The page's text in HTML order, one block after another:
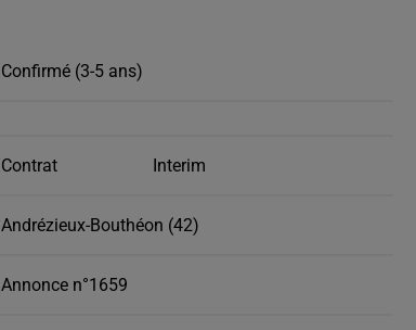
Confirmé (3-5 ans)
Contrat
Interim
Andrézieux-Bouthéon (42)
Annonce n°1659